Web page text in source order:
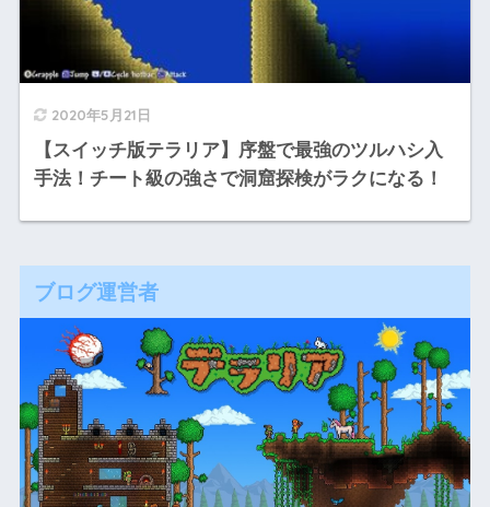
2020年5月21日
【スイッチ版テラリア】序盤で最強のツルハシ入
手法！チート級の強さで洞窟探検がラクになる！
ブログ運営者